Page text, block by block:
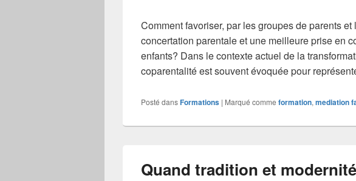
Comment favoriser, par les groupes de parents
concertation parentale et une meilleure prise en
enfants? Dans le contexte actuel de la
coparentalité est souvent évoquée pour
Posté dansFormations | Marqué comme formation, mediation
Quand tradition et modernité